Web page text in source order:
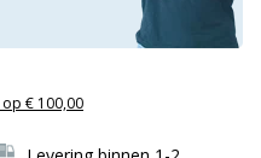
€ 100,00